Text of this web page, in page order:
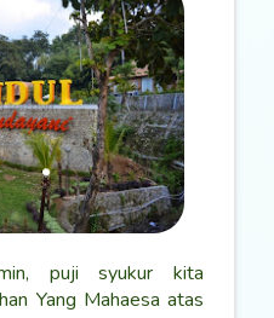
puji syukur kita
Yang Mahaesa atas